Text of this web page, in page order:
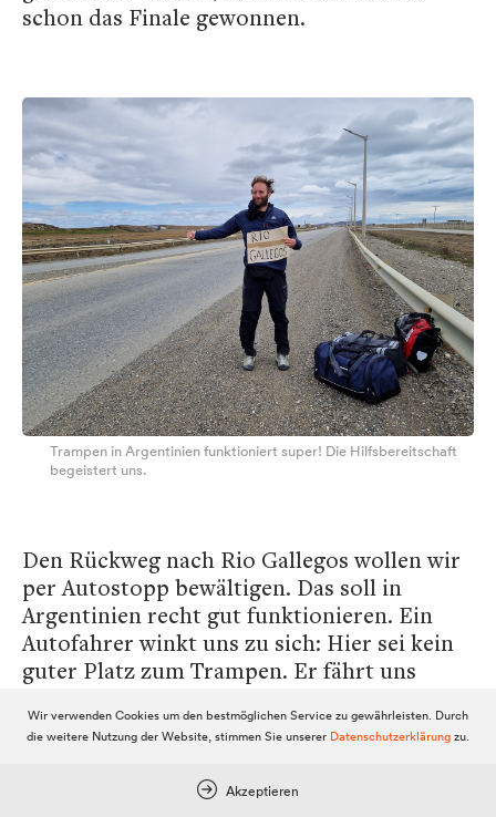
schon das Finale gewonnen.
Trampen in Argentinien funktioniert super! Die Hilfsbereitschaft
begeistert uns.
Den Rückweg nach Rio Gallegos wollen wir
per Autostopp bewältigen. Das soll in
Argentinien recht gut funktionieren. Ein
Autofahrer winkt uns zu sich: Hier sei kein
guter Platz zum Trampen. Er fährt uns
ist, eine Mitfahrgelegenheit zu finden. Dort
hält auch gleich ein Lkw. Der brasilianische
Fahrer ist lustig, hört gute Musik und
unterhält sich gern - ob mit uns oder mit
Wir verwenden Cookies um den bestmöglichen Service zu gewährleisten. Durch
die weitere Nutzung der Website, stimmen Sie unserer Datenschutzerklärungzu.
Akzeptieren